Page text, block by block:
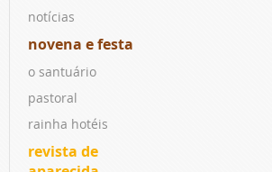
notícias
novena e festa
o santuário
pastoral
rainha hotéis
revista de